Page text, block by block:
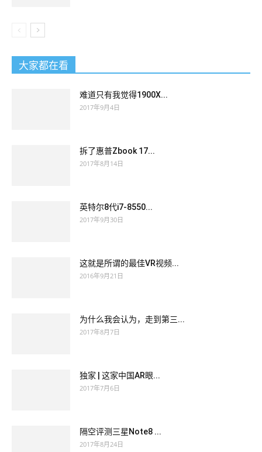
大家都在看
难道只有我觉得1900X...
2017年9月4日
拆了惠普Zbook 17...
2017年8月14日
英特尔8代i7-8550...
2017年9月30日
这就是所谓的最佳VR视频...
2016年9月21日
为什么我会认为，走到第三...
2017年8月7日
独家 | 这家中国AR眼...
2017年7月6日
隔空评测三星Note8 ...
2017年8月24日